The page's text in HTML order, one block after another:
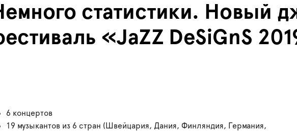
статистики. Новый
«JaZZ DeSiGnS
6 концертов
19 музыкантов из 6 стран (Швейцария, Дания, Финляндия, Германия,